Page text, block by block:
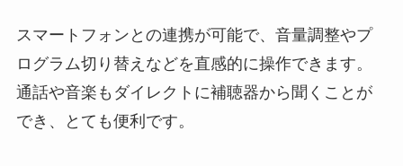
スマートフォンとの連携が可能で、音量調整やプ
ログラム切り替えなどを直感的に操作できます。
通話や音楽もダイレクトに補聴器から聞くことが
でき、とても便利です。